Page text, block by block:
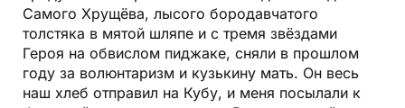
Самого Хрущёва, лысого бородавчатого
толстяка в мятой шляпе и с тремя звёздами
Героя на обвислом пиджаке, сняли в прошлом
году за волюнтаризм и кузькину мать. Он весь
наш хлеб отправил на Кубу, и меня посылали к